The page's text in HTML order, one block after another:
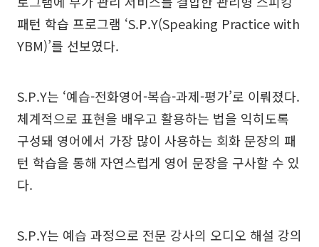
패턴 학습 프로그램 ‘S.P.Y(Speaking Practice with
YBM)’를 선보였다.
S.P.Y는 ‘예습-전화영어-복습-과제-평가’로 이뤄졌다.
체계적으로 표현을 배우고 활용하는 법을 익히도록
구성돼 영어에서 가장 많이 사용하는 회화 문장의 패
턴 학습을 통해 자연스럽게 영어 문장을 구사할 수 있
다.
S.P.Y는 예습 과정으로 전문 강사의 오디오 해설 강의